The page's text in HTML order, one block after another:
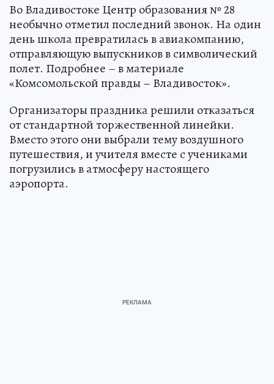
Во Владивостоке Центр образования № 28
необычно отметил последний звонок. На один
день школа превратилась в авиакомпанию,
отправляющую выпускников в символический
полет. Подробнее – в материале
«Комсомольской правды – Владивосток».
Организаторы праздника решили отказаться
от стандартной торжественной линейки.
Вместо этого они выбрали тему воздушного
путешествия, и учителя вместе с учениками
погрузились в атмосферу настоящего
аэропорта.